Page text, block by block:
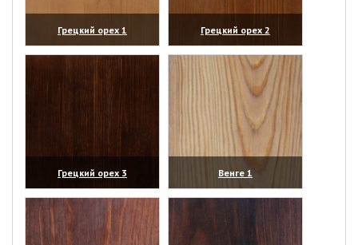
Грецкий орех 1
(увеличить)
Грецкий орех 2
(увеличить)
Грецкий орех 3
(увеличить)
Венге 1
(увеличить)